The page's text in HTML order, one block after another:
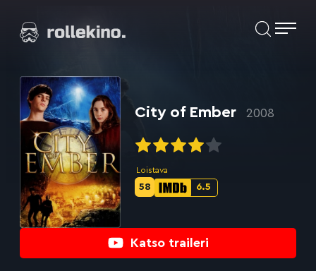
suoraan
Elokuvat ja elokuva-arviot | Rollekino.fi
jälkeen.
Katso traileri
City of Ember 2008
Loistava
IMDb-
6.5
Metascore-
58